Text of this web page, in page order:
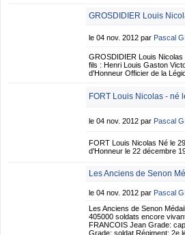
GROSDIDIER Louis
le 04 nov. 2012 par Pascal
GROSDIDIER Louis Nicolas
fils : Henri Louis Gaston
d'Honneur Officier de la
FORT Louis Nicolas - né
le 04 nov. 2012 par Pascal
FORT Louis Nicolas Né le
d'Honneur le 22 décembre
Les Anciens de Senon
le 04 nov. 2012 par Pascal
Les Anciens de Senon
405000 soldats encore
FRANCOIS Jean Grade:
Grade: soldat Régiment: 2e